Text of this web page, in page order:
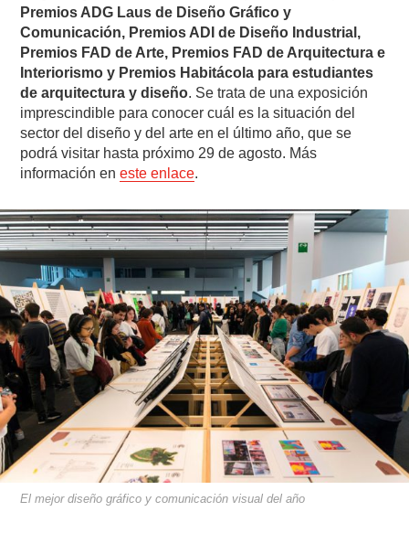
Premios ADG Laus de Diseño Gráfico y
Comunicación, Premios ADI de Diseño Industrial,
Premios FAD de Arte, Premios FAD de Arquitectura e
Interiorismo y Premios Habitácola para estudiantes
de arquitectura y diseño. Se trata de una exposición
imprescindible para conocer cuál es la situación del
sector del diseño y del arte en el último año, que se
podrá visitar hasta próximo 29 de agosto. Más
información eneste enlace.
El mejor diseño gráfico y comunicación visual del año